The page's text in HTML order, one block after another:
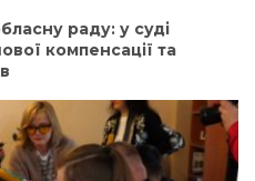
раду: у суді
компенсації та